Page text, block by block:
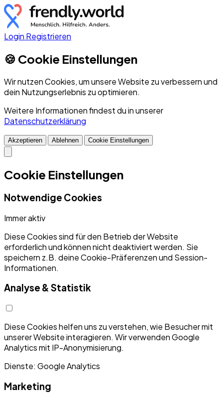
Login Registrieren
🍪 Cookie Einstellungen
Wir nutzen Cookies, um unsere Website zu verbessern und
dein Nutzungserlebnis zu optimieren.
Weitere Informationen findest du in unserer
Datenschutzerklärung
Akzeptieren Ablehnen Cookie Einstellungen
Cookie Einstellungen
Notwendige Cookies
Immer aktiv
Diese Cookies sind für den Betrieb der Website
erforderlich und können nicht deaktiviert werden. Sie
speichern z.B. deine Cookie-Präferenzen und Session-
Informationen.
Analyse & Statistik
Diese Cookies helfen uns zu verstehen, wie Besucher mit
unserer Website interagieren. Wir verwenden Google
Analytics mit IP-Anonymisierung.
Dienste: Google Analytics
Marketing